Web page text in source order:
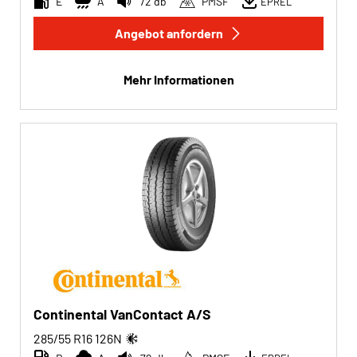
Angebot anfordern
Mehr Informationen
Continental VanContact A/S
285/55 R16 126N